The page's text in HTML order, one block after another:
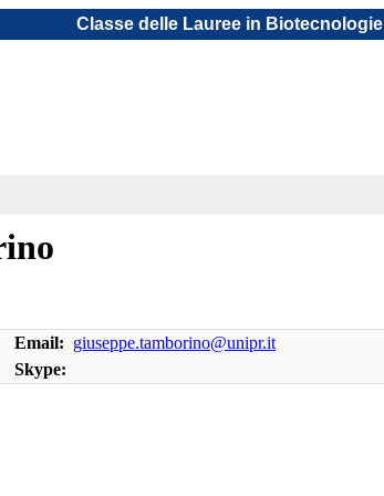
Classe delle Lauree in Biotecnologie
Email: giuseppe.tamborino@unipr.it
Skype: